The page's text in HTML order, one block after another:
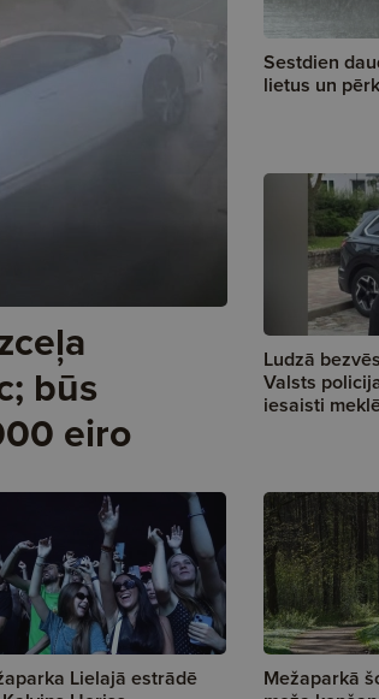
būs
eiro
Sestdien
lietus un
Ludzā
Valsts
iesaisti
Lielajā estrādē
Mežaparkā